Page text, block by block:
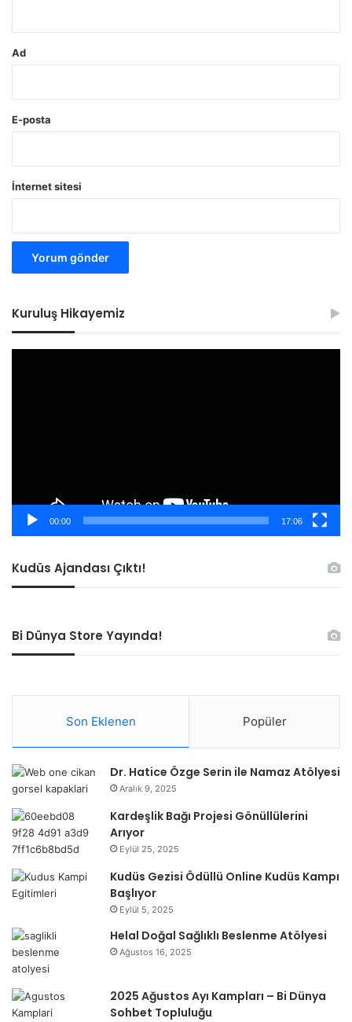
Ad
E-posta
İnternet sitesi
Kuruluş Hikayemiz
00:00 17:06
Kudüs Ajandası Çıktı!
Bi Dünya Store Yayında!
Son Eklenen Popüler
Dr. Hatice Özge Serin ile Namaz Atölyesi
Aralık 9, 2025
Kardeşlik Bağı Projesi Gönüllülerini
Arıyor
Eylül 25, 2025
Kudüs Gezisi Ödüllü Online Kudüs Kampı
Başlıyor
Eylül 5, 2025
Helal Doğal Sağlıklı Beslenme Atölyesi
Ağustos 16, 2025
2025 Ağustos Ayı Kampları – Bi Dünya
Sohbet Topluluğu